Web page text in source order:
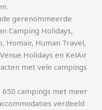
gerenommeerde
Camping Holidays,
Homair, Human Travel,
Holidays en KelAir
met vele campings
campings met meer
verdeeld